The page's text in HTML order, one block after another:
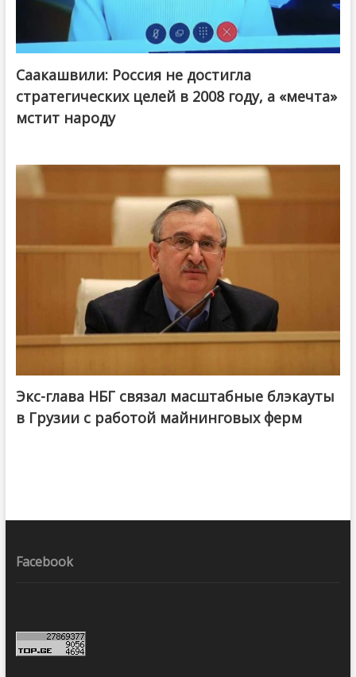
Саакашвили: Россия не достигла
стратегических целей в 2008 году, а «мечта»
мстит народу
Экс-глава НБГ связал масштабные блэкауты
в Грузии с работой майнинговых ферм
Facebook